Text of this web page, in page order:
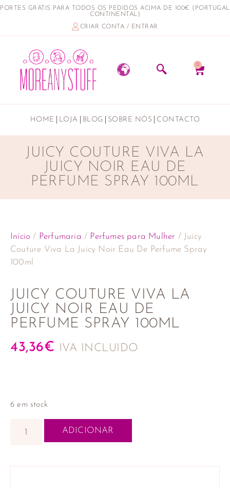
PORTES GRÁTIS PARA TODOS OS PEDIDOS ACIMA DE 100€ (PORTUGAL
CONTINENTAL)
CRIAR CONTA / ENTRAR
0
HOME LOJA BLOG SOBRE NÓS CONTACTO
JUICY COUTURE VIVA LA
JUICY NOIR EAU DE
PERFUME SPRAY 100ML
Início / Perfumaria / Perfumes para Mulher / Juicy
Couture Viva La Juicy Noir Eau De Perfume Spray
100ml
JUICY COUTURE VIVA LA
JUICY NOIR EAU DE
PERFUME SPRAY 100ML
43,36€ IVA INCLUIDO
6 em stock
ADICIONAR